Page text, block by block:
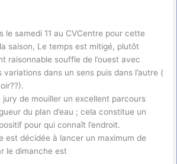
le samedi 11 au CVCentre pour cette
saison, Le temps est mitigé, plutôt
raisonnable souffle de l’ouest avec
dans un sens puis dans l’autre (
de mouiller un excellent parcours
du plan d’eau ; cela constitue un
pour qui connaît l’endroit.
est décidée à lancer un maximum de
le dimanche est